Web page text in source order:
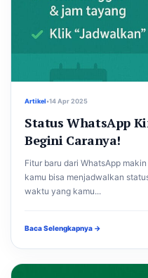
Artikel•14 Apr 2025
Status WhatsApp
Begini Caranya!
Fitur baru dari WhatsApp
kamu bisa menjadwalkan
waktu yang kamu...
Baca Selengkapnya →